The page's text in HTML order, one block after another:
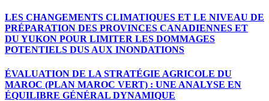
LES CHANGEMENTS CLIMATIQUES ET LE NIVEAU DE
PRÉPARATION DES PROVINCES CANADIENNES ET
DU YUKON POUR LIMITER LES DOMMAGES
POTENTIELS DUS AUX INONDATIONS
ÉVALUATION DE LA STRATÉGIE AGRICOLE DU
MAROC (PLAN MAROC VERT) : UNE ANALYSE EN
ÉQUILIBRE GÉNÉRAL DYNAMIQUE